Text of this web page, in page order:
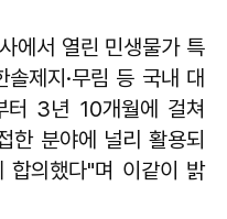
에서 열린 민생물가 특
제지·무림 등 국내 대
터 3년 10개월에 걸쳐
한 분야에 널리 활용되
합의했다"며 이같이 밝